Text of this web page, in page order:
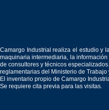
Camargo Industrial realiza el estudio y
maquinaria intermediaria, la
de consultores y técnicos
reglamentarias del Ministerio de
El inventario propio de Camargo
Se requiere cita previa para las visitas.